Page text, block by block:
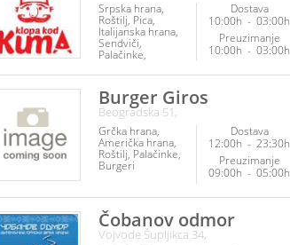
Srpska hrana
Roštilj Pica
Italijanska hrana
Sendviči
Palačinke
Dostava
10:00h - 03:00h
Preuzimanje
10:00h - 03:00h
Burger Giros
Beogradska 51,
Grčka hrana
Američka hrana
Roštilj Palačinke
Burgeri
Dostava
12:00h - 23:30h
Preuzimanje
09:00h - 05:00h
Čobanov odmor
Vojvode Šupljikca 34,